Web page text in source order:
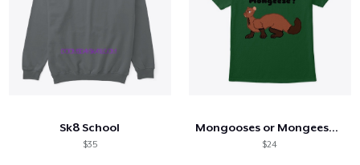
Sk8 School
$35
Mongooses or Mongeese Shirt
$24